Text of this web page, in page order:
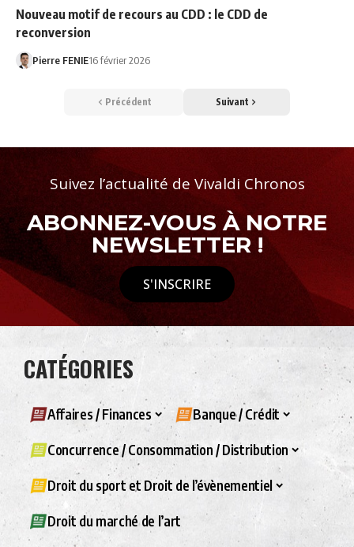
Nouveau motif de recours au CDD : le CDD de
reconversion
Pierre FENIE16 février 2026
Précédent Suivant
Suivez l’actualité de Vivaldi Chronos
ABONNEZ-VOUS À NOTRE
NEWSLETTER !
S'INSCRIRE
CATÉGORIES
Affaires / Finances Banque / Crédit
Concurrence / Consommation / Distribution
Droit du sport et Droit de l’évènementiel
Droit du marché de l’art